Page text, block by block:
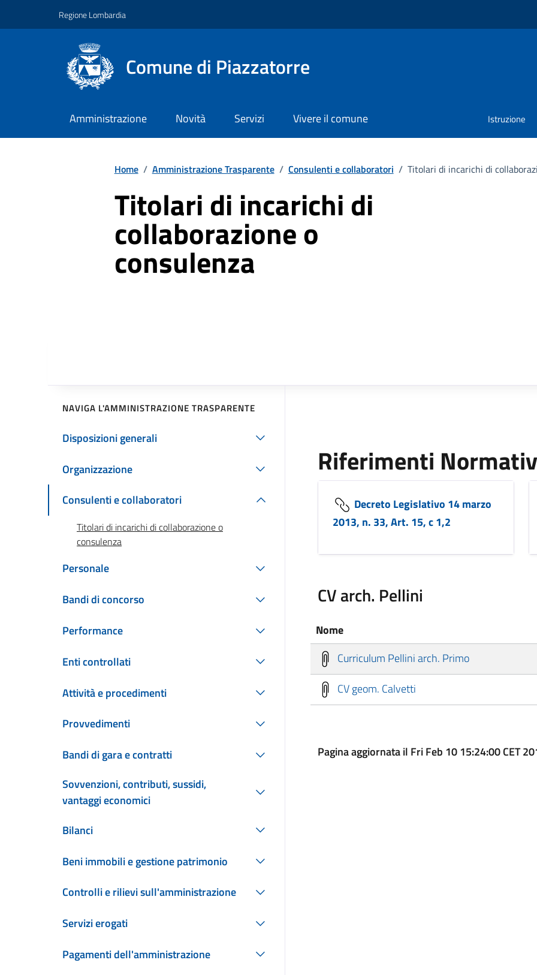
Regione Lombardia
Comune di Piazzatorre
Amministrazione Novità Servizi Vivere il comune Istruzione
Home / Amministrazione Trasparente / Consulenti e collaboratori / Titolari di incarichi di
Titolari di incarichi di
collaborazione o
consulenza
NAVIGA L'AMMINISTRAZIONE TRASPARENTE
Disposizioni generali
Organizzazione
Consulenti e collaboratori
Titolari di incarichi di collaborazione o
consulenza
Personale
Bandi di concorso
Performance
Enti controllati
Attività e procedimenti
Provvedimenti
Bandi di gara e contratti
Sovvenzioni, contributi, sussidi,
vantaggi economici
Bilanci
Beni immobili e gestione patrimonio
Controlli e rilievi sull'amministrazione
Servizi erogati
Pagamenti dell'amministrazione
Riferimenti
Decreto Legislativo 14 marzo
2013, n. 33, Art. 15, c 1,2
CV arch. Pellini
Nome
Curriculum Pellini arch. Primo
CV geom. Calvetti
Pagina aggiornata il Fri Feb 10 15:24:00 CET